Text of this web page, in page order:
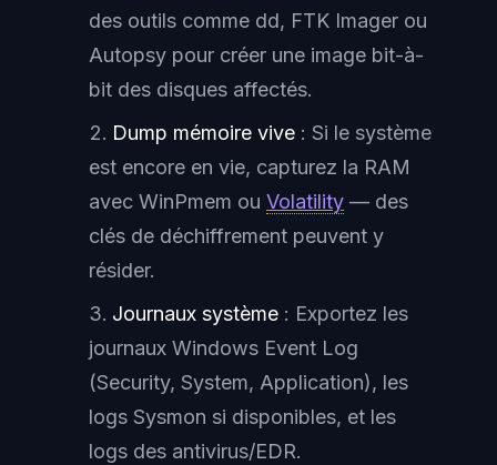
des outils comme dd, FTK Imager ou
Autopsy pour créer une image bit-à-
bit des disques affectés.
Dump mémoire vive : Si le système
est encore en vie, capturez la RAM
avec WinPmem ou Volatility — des
clés de déchiffrement peuvent y
résider.
Journaux système : Exportez les
journaux Windows Event Log
(Security, System, Application), les
logs Sysmon si disponibles, et les
logs des antivirus/EDR.